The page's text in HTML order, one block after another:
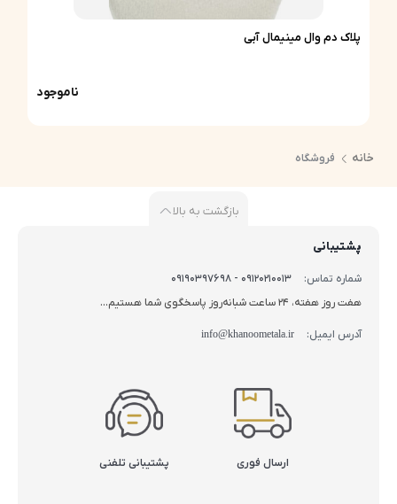
پلاک دم وال مینیمال آبی
ناموجود
خانه فروشگاه
بازگشت به بالا
پشتیبانی
شماره تماس:
09120210013 - 09190397698
هفت روز هفته، 24 ساعت شبانه‌روز پاسخگوی شما هستیم...
آدرس ایمیل: info@khanoometala.ir
ارسال فوری پشتیبانی تلفنی